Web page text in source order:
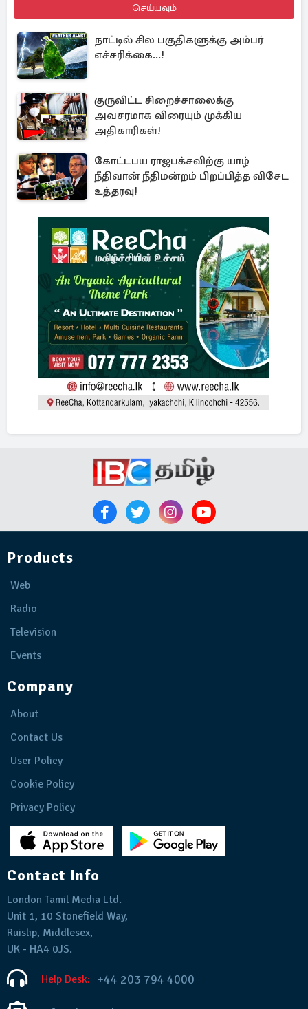
செய்யவும்
நாட்டில் சில பகுதிகளுக்கு அம்பர்
எச்சரிக்கை...!
குருவிட்ட சிறைச்சாலைக்கு
அவசரமாக விரையும் முக்கிய
அதிகாரிகள்!
கோட்டபய ராஜபக்சவிற்கு யாழ்
நீதிவான் நீதிமன்றம் பிறப்பித்த விசேட
உத்தரவு!
Products
Web
Radio
Television
Events
Company
About
Contact Us
User Policy
Cookie Policy
Privacy Policy
Contact Info
London Tamil Media Ltd.
Unit 1, 10 Stonefield Way,
Ruislip, Middlesex,
UK - HA4 0JS.
Help Desk: +44 203 794 4000